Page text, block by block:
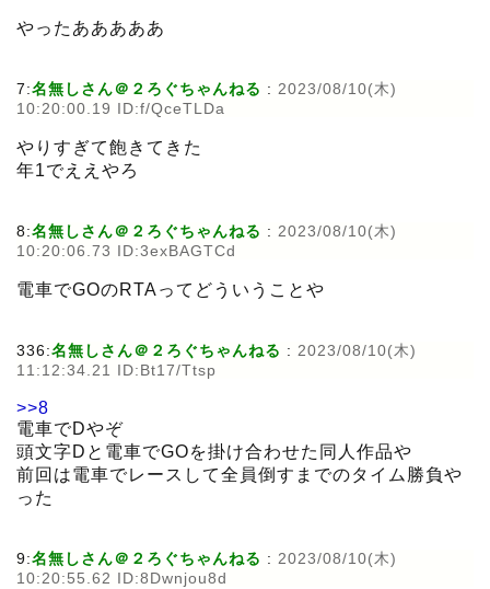
やったあああああ
7:名無しさん＠２ろぐちゃんねる : 2023/08/10(木)
10:20:00.19 ID:f/QceTLDa
やりすぎて飽きてきた
年1でええやろ
8:名無しさん＠２ろぐちゃんねる : 2023/08/10(木)
10:20:06.73 ID:3exBAGTCd
電車でGOのRTAってどういうことや
336:名無しさん＠２ろぐちゃんねる : 2023/08/10(木)
11:12:34.21 ID:Bt17/Ttsp
>>8
電車でDやぞ
頭文字Dと電車でGOを掛け合わせた同人作品や
前回は電車でレースして全員倒すまでのタイム勝負や
った
9:名無しさん＠２ろぐちゃんねる : 2023/08/10(木)
10:20:55.62 ID:8Dwnjou8d